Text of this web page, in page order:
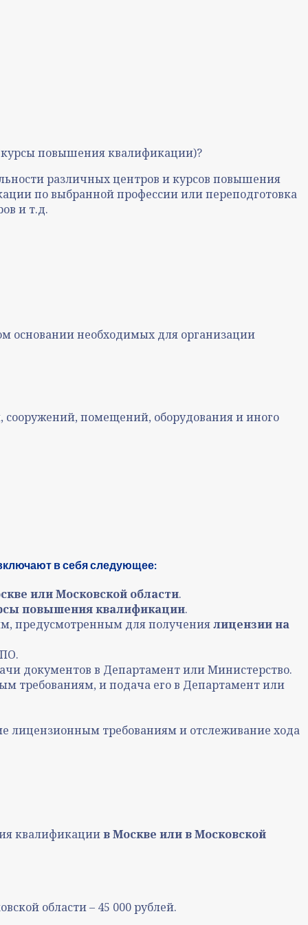
курсы повышения квалификации)?
различных центров и курсов повышения
по выбранной профессии или переподготовка
и т.д.
основании необходимых для организации
помещений, оборудования и иного
в себя следующее:
или Московской области.
повышения квалификации.
предусмотренным для получениялицензии на
документов в Департамент или Министерство.
требованиям, и подача его в Департамент или
лицензионным требованиям и отслеживание хода
квалификациив Москве или в Московской
области – 45 000 рублей.